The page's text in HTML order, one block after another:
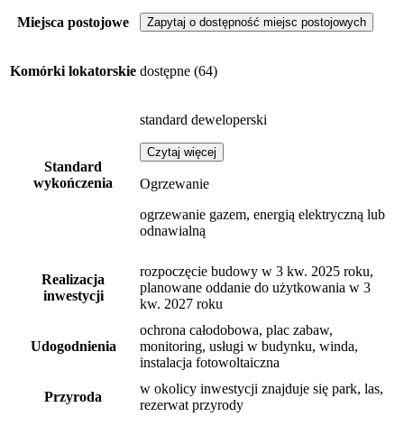
Miejsca postojowe Zapytaj o dostępność miejsc postojowych
Komórki lokatorskie dostępne (64)
Standard
wykończenia
standard deweloperski
Czytaj więcej
Ogrzewanie
ogrzewanie gazem, energią elektryczną lub
odnawialną
Realizacja
inwestycji
rozpoczęcie budowy w 3 kw. 2025 roku,
planowane oddanie do użytkowania w 3
kw. 2027 roku
Udogodnienia
ochrona całodobowa, plac zabaw,
monitoring, usługi w budynku, winda,
instalacja fotowoltaiczna
Przyroda
w okolicy inwestycji znajduje się park, las,
rezerwat przyrody